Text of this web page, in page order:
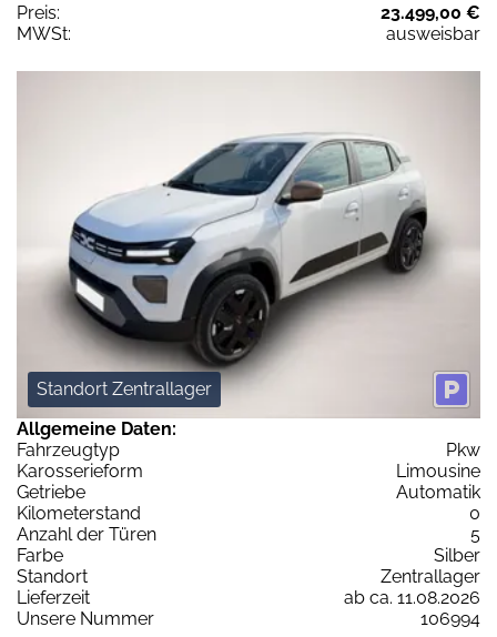
Preis:
23.499,00 €
MWSt:
ausweisbar
Standort Zentrallager
Allgemeine Daten:
Fahrzeugtyp
Pkw
Karosserieform
Limousine
Getriebe
Automatik
Kilometerstand
0
Anzahl der Türen
5
Farbe
Silber
Standort
Zentrallager
Lieferzeit
ab ca. 11.08.2026
Unsere Nummer
106994